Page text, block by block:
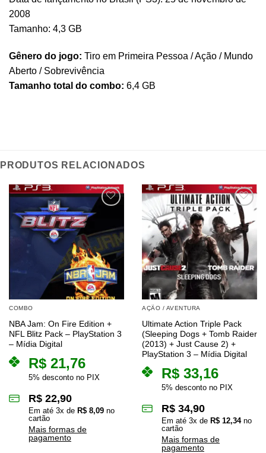
2008
Tamanho: 4,3 GB
Gênero do jogo: Tiro em Primeira Pessoa / Ação / Mundo
Aberto / Sobrevivência
Tamanho total do combo: 6,4 GB
PRODUTOS RELACIONADOS
COMBO
NBA Jam: On Fire Edition +
NFL Blitz Pack – PlayStation 3
– Mídia Digital
R$ 21,76
5% desconto no PIX
R$ 22,90
Em até 3x de R$ 8,09 no
cartão
Mais formas de
pagamento
AÇÃO / AVENTURA
Ultimate Action Triple Pack
(Sleeping Dogs + Tomb Raider
(2013) + Just Cause 2) +
PlayStation 3 – Mídia Digital
R$ 33,16
5% desconto no PIX
R$ 34,90
Em até 3x de R$ 12,34no
cartão
Mais formas de
pagamento